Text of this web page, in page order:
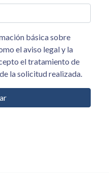
la solicitud realizada.